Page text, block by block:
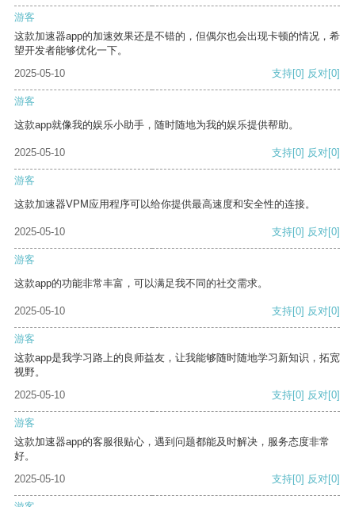
游客
这款加速器app的加速效果还是不错的，但偶尔也会出现卡顿的情况，希
望开发者能够优化一下。
2025-05-10
支持[0] 反对[0]
游客
这款app就像我的娱乐小助手，随时随地为我的娱乐提供帮助。
2025-05-10 支持[0] 反对[0]
游客
这款加速器VPM应用程序可以给你提供最高速度和安全性的连接。
2025-05-10 支持[0] 反对[0]
游客
这款app的功能非常丰富，可以满足我不同的社交需求。
2025-05-10 支持[0] 反对[0]
游客
这款app是我学习路上的良师益友，让我能够随时随地学习新知识，拓宽
视野。
2025-05-10
支持[0] 反对[0]
游客
这款加速器app的客服很贴心，遇到问题都能及时解决，服务态度非常
好。
2025-05-10
支持[0] 反对[0]